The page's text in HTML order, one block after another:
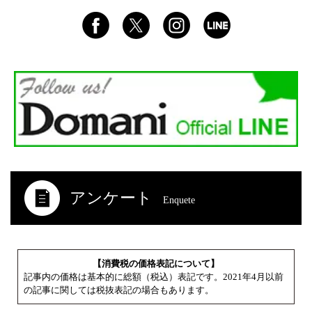
アンケート Enquete
【消費税の価格表記について】
記事内の価格は基本的に総額（税込）表記です。2021年4月以前
の記事に関しては税抜表記の場合もあります。